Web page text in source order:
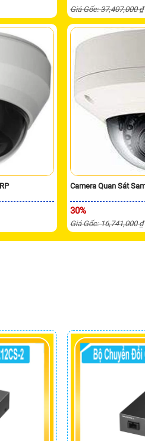
Giá Gốc: 37,407,000 ₫
Camera Quan Sát
30%
Giá Gốc: 16,741,000 ₫